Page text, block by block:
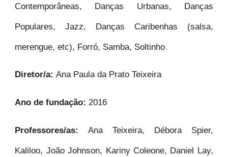
Contemporâneas, Danças Urbanas, Danças
Populares, Jazz, Danças Caribenhas (salsa,
merengue, etc), Forró, Samba, Soltinho
Diretor/a:Ana Paula da Prato Teixeira
Ano de fundação: 2016
Professores/as:Ana Teixeira, Débora Spier,
Kaliloo, João Johnson, Kariny Coleone, Daniel Lay,